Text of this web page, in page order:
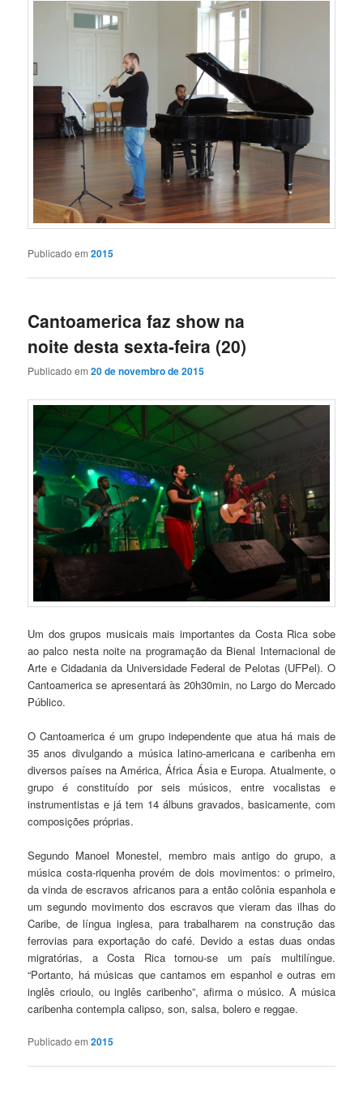
Publicado em 2015
Cantoamerica faz show na
noite desta sexta-feira (20)
Publicado em20 de novembro de 2015
Um dos grupos musicais mais importantes da Costa Rica sobe
ao palco nesta noite na programação da Bienal Internacional de
Arte e Cidadania da Universidade Federal de Pelotas (UFPel). O
Cantoamerica se apresentará às 20h30min, no Largo do Mercado
Público.
O Cantoamerica é um grupo independente que atua há mais de
35 anos divulgando a música latino-americana e caribenha em
diversos países na América, África Ásia e Europa. Atualmente, o
grupo é constituído por seis músicos, entre vocalistas e
instrumentistas e já tem 14 álbuns gravados, basicamente, com
composições próprias.
Segundo Manoel Monestel, membro mais antigo do grupo, a
música costa-riquenha provém de dois movimentos: o primeiro,
da vinda de escravos africanos para a então colônia espanhola e
um segundo movimento dos escravos que vieram das ilhas do
Caribe, de língua inglesa, para trabalharem na construção das
ferrovias para exportação do café. Devido a estas duas ondas
migratórias, a Costa Rica tornou-se um país multilíngue.
“Portanto, há músicas que cantamos em espanhol e outras em
inglês crioulo, ou inglês caribenho”, afirma o músico. A música
caribenha contempla calipso, son, salsa, bolero e reggae.
Publicado em 2015